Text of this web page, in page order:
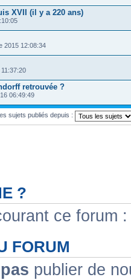
XVII (il y a 220 ans)
2015 12:08:34
retrouvée ?
06:49:49
sujets publiés depuis :
?
ce forum
FORUM
publier de